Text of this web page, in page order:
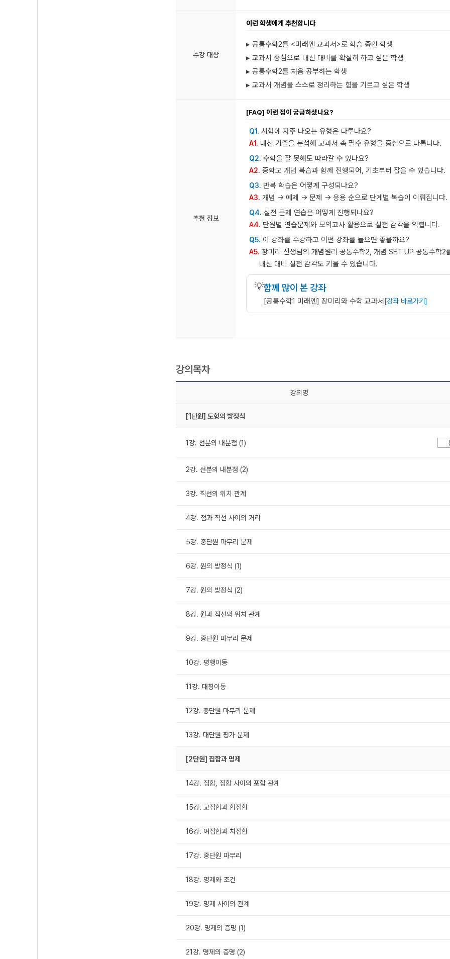
수강 대상
이런 학생에게 추천합니다
▸ 공통수학2를 <미래엔 교과서>로 학습 중인 학생
▸ 교과서 중심으로 내신 대비를 확실히 하고 싶은 학생
▸ 공통수학2를 처음 공부하는 학생
▸ 교과서 개념을 스스로 정리하는 힘을 기르고 싶은 학생
추천 정보
[FAQ] 이런 점이 궁금하셨나요?
Q1. 시험에 자주 나오는 유형은 다루나요?
A1. 내신 기출을 분석해 교과서 속 필수 유형을 중심으로 다룹니다.
Q2. 수학을 잘 못해도 따라갈 수 있나요?
A2. 중학교 개념 복습과 함께 진행되어, 기초부터 잡을 수 있습니다.
Q3. 반복 학습은 어떻게 구성되나요?
A3. 개념 → 예제 → 문제 → 응용 순으로 단계별 복습이 이뤄집니다.
Q4. 실전 문제 연습은 어떻게 진행되나요?
A4. 단원별 연습문제와 모의고사 활용으로 실전 감각을 익힙니다.
Q5. 이 강좌를 수강하고 어떤 강좌를 들으면 좋을까요?
A5. 장미리 선생님의 개념원리 공통수학2, 개념 SET UP 공통수학2
내신 대비 실전 감각도 키울 수 있습니다.
💡함께 많이 본 강좌
[공통수학1 미래엔] 장미리와 수학 교과서 [강좌 바로가기]
강의목차
강의명
[1단원] 도형의 방정식
1강. 선분의 내분점 (1)
2강. 선분의 내분점 (2)
3강. 직선의 위치 관계
4강. 점과 직선 사이의 거리
5강. 중단원 마무리 문제
6강. 원의 방정식 (1)
7강. 원의 방정식 (2)
8강. 원과 직선의 위치 관계
9강. 중단원 마무리 문제
10강. 평행이동
11강. 대칭이동
12강. 중단원 마무리 문제
13강. 대단원 평가 문제
[2단원] 집합과 명제
14강. 집합, 집합 사이의 포함 관계
15강. 교집합과 합집합
16강. 여집합과 차집합
17강. 중단원 마무리
18강. 명제와 조건
19강. 명제 사이의 관계
20강. 명제의 증명 (1)
21강. 명제의 증명 (2)